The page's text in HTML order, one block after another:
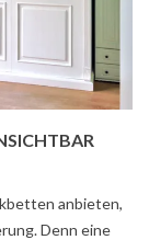
anbieten,
Denn eine